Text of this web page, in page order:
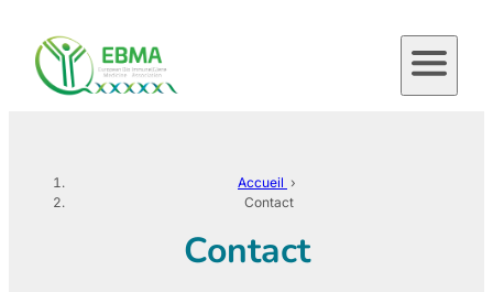
contenu
Accueil ›
Contact
Contact